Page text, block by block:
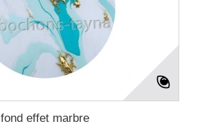
fond effet marbre